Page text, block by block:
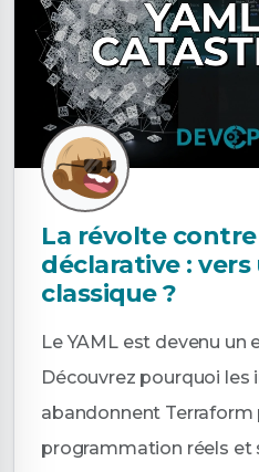
La révolte
déclarative :
classique ?
Le YAML est devenu un
Découvrez pourquoi les
abandonnent
programmation réels et